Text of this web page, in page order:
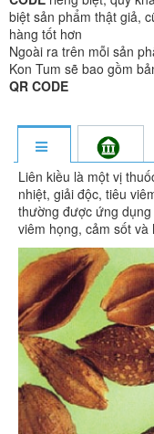
biệt sản phẩm thật giả,
hàng tốt hơn
Ngoài ra trên mỗi sản
Kon Tum sẽ bao gồm
QR CODE
Liên kiều là một vị
nhiệt, giải độc, tiêu
thường được ứng
viêm họng, cảm sốt